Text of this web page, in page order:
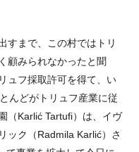
すまで、この村ではトリ
顧みられなかったと聞
ュフ採取許可を得て、い
んどがトリュフ産業に従
（Karlić Tartufi）は、イヴ
ック（Radmila Karlić）さ